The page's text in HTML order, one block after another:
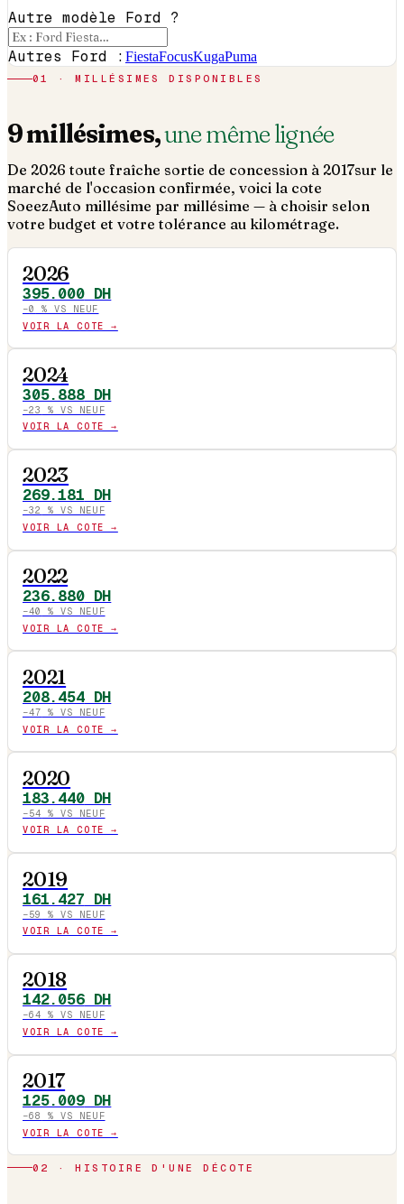
Autre modèle Ford ?
Autres Ford : FiestaFocusKugaPuma
01 · MILLÉSIMES DISPONIBLES
9millésimes,une même lignée
De 2026 toute fraîche sortie de concession à 2017sur le
marché de l'occasion confirmée, voici la cote
SoeezAuto millésime par millésime — à choisir selon
votre budget et votre tolérance au kilométrage.
2026
395.000DH
−0
% VS NEUF
VOIR LA COTE →
2024
305.888DH
−23
% VS NEUF
VOIR LA COTE →
2023
269.181 DH
−32
% VS NEUF
VOIR LA COTE →
2022
236.880DH
−40
% VS NEUF
VOIR LA COTE →
2021
208.454DH
−47 % VS NEUF
VOIR LA COTE →
2020
183.440DH
−54 % VS NEUF
VOIR LA COTE →
2019
161.427 DH
−59
% VS NEUF
VOIR LA COTE →
2018
142.056DH
−64 % VS NEUF
VOIR LA COTE →
2017
125.009DH
−68
% VS NEUF
VOIR LA COTE →
02 · HISTOIRE D'UNE DÉCOTE